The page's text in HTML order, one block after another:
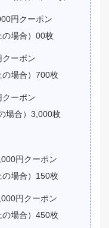
円クーポン
の場合）00枚
ーポン
の場合）700枚
ーポン
場合）3,000枚
円クーポン
の場合）150枚
円クーポン
の場合）450枚